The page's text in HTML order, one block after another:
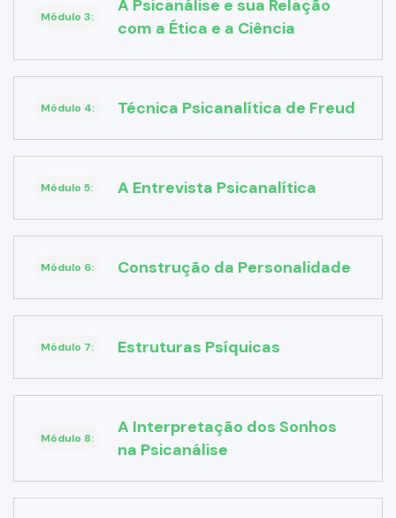
Módulo 3:
A Psicanálise e sua Relação
com a Ética e a Ciência
Módulo 4: Técnica Psicanalítica de Freud
Módulo 5: A Entrevista Psicanalítica
Módulo 6: Construção da Personalidade
Módulo 7: Estruturas Psíquicas
Módulo 8:
A Interpretação dos Sonhos
na Psicanálise